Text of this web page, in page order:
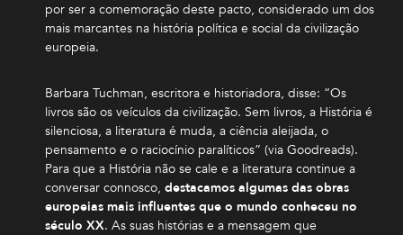
por ser a comemoração deste pacto, considerado um dos
mais marcantes na história política e social da civilização
europeia.
Barbara Tuchman, escritora e historiadora, disse: “Os
livros são os veículos da civilização. Sem livros, a História é
silenciosa, a literatura é muda, a ciência aleijada, o
pensamento e o raciocínio paralíticos” (via Goodreads).
Para que a História não se cale e a literatura continue a
conversar connosco, destacamos algumas das obras
europeias mais influentes que o mundo conheceu no
século XX. As suas histórias e a mensagem que